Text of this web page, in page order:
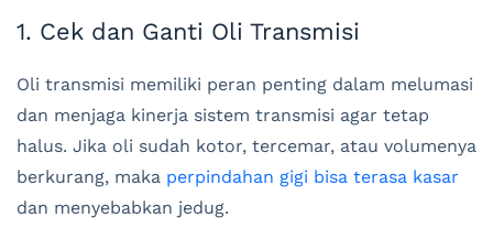
1. Cek dan Ganti Oli Transmisi
Oli transmisi memiliki peran penting dalam melumasi
dan menjaga kinerja sistem transmisi agar tetap
halus. Jika oli sudah kotor, tercemar, atau volumenya
berkurang, maka perpindahan gigi bisa terasa kasar
dan menyebabkan jedug.